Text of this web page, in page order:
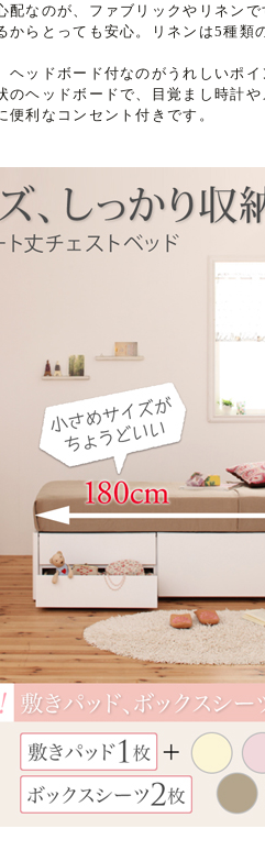
配なのが、ファブリックやリネン
らとっても安心。リネンは5種類
ヘッドボード付なのがうれしいポ
のヘッドボードで、目覚まし時計
利なコンセント付きです。